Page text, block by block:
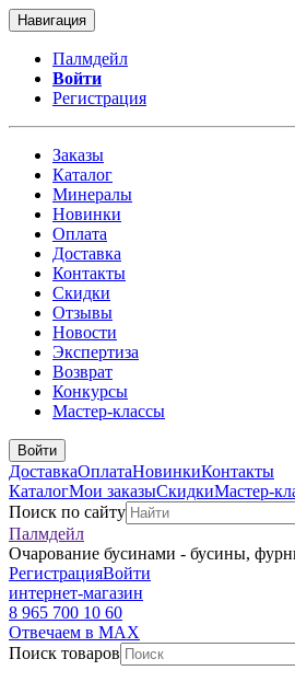
Навигация
Палмдейл
Войти
Регистрация
Заказы
Каталог
Минералы
Новинки
Оплата
Доставка
Контакты
Скидки
Отзывы
Новости
Экспертиза
Возврат
Конкурсы
Мастер-классы
Войти
ДоставкаОплатаНовинкиКонтакты
КаталогМои заказыСкидкиМастер-
Поиск по сайту
Палмдейл
Очарование бусинами - бусины,
РегистрацияВойти
интернет-магазин
8 965 700 10 60
Отвечаем в MAX
Поиск товаров